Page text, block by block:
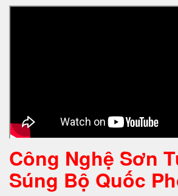
Công Nghệ Sơn
Súng Bộ Quốc